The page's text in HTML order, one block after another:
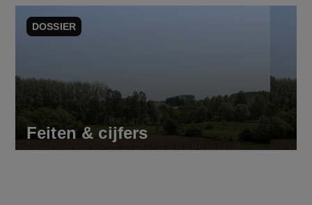
DOSSIER
Feiten & cijfers